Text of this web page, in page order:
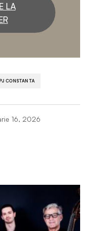
LA
CONSTANTA
16, 2026
Câmpurile